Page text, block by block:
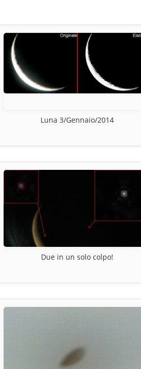
Luna 3/Gennaio/2014
Due in un solo colpo!